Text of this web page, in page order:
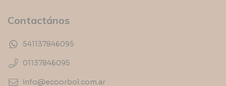
Contactános
541137846095
01137846095
info@ecoorbol.com.ar